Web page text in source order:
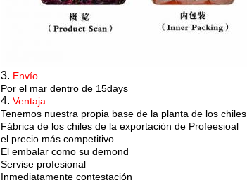
3. Envío
Por el mar dentro de 15days
4. Ventaja
Tenemos nuestra propia base de la planta de los chiles
Fábrica de los chiles de la exportación de Profeesioal
el precio más competitivo
El embalar como su demond
Servise profesional
Inmediatamente contestación